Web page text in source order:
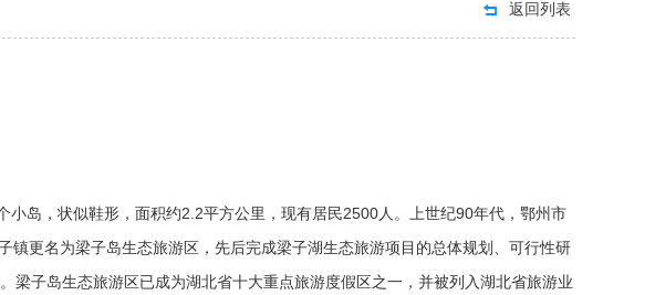
返回列表
岛，状似鞋形，面积约2.2平方公里，现有居民2500人。上世纪90年代，鄂州市
更名为梁子岛生态旅游区，先后完成梁子湖生态旅游项目的总体规划、可行性研
梁子岛生态旅游区已成为湖北省十大重点旅游度假区之一，并被列入湖北省旅游业